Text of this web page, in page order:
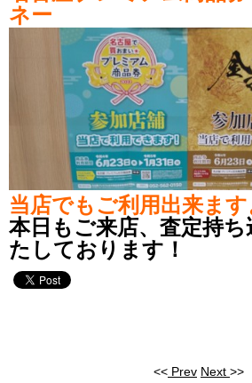
ネー
当店でもご利用出来ます
本日もご来店、査定持
たしております！
<< Prev Next >>